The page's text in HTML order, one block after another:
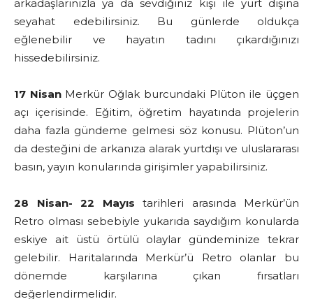
arkadaşlarınızla ya da sevdiğiniz kişi ile yurt dışına
seyahat edebilirsiniz. Bu günlerde oldukça
eğlenebilir ve hayatın tadını çıkardığınızı
hissedebilirsiniz.
17 NisanMerkür Oğlak burcundaki Plüton ile üçgen
açı içerisinde. Eğitim, öğretim hayatında projelerin
daha fazla gündeme gelmesi söz konusu. Plüton’un
da desteğini de arkanıza alarak yurtdışı ve uluslararası
basın, yayın konularında girişimler yapabilirsiniz.
28 Nisan- 22 Mayıs tarihleri arasında Merkür’ün
Retro olması sebebiyle yukarıda saydığım konularda
eskiye ait üstü örtülü olaylar gündeminize tekrar
gelebilir. Haritalarında Merkür’ü Retro olanlar bu
dönemde karşılarına çıkan fırsatları
değerlendirmelidir.